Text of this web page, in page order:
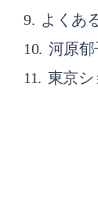
よくあ
河原郁
東京シ